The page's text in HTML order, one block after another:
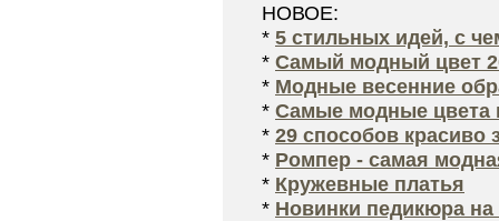
НОВОЕ:
* 5 стильных идей, с
* Самый модный цвет
* Модные весенние
* Самые модные цвета
* 29 способов красиво
* Ромпер - самая
* Кружевные платья
* Новинки педикюра